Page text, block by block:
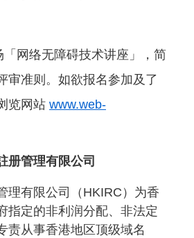
「网络无障碍技术讲座」，简
审准则。如欲报名参加及了
览网站 www.web-
册管理有限公司
理有限公司（HKIRC）为香
指定的非利润分配、非法定
责从事香港地区顶级域名